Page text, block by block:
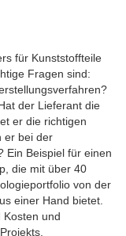
für Kunststoffteile
Fragen sind:
der Lieferant die
er die richtigen
er bei der
Ein Beispiel für einen
die mit über 40
von der
einer Hand bietet.
Kosten und